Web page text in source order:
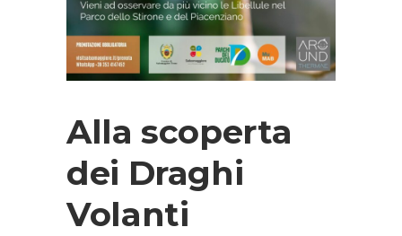
Alla scoperta
dei Draghi
Volanti